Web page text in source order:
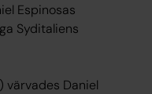
Espinosas
Syditaliens
värvades Daniel